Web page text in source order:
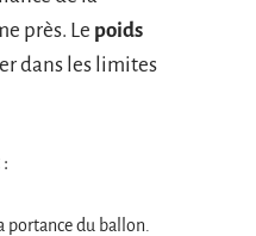
près. Le poids
dans les limites
du ballon.